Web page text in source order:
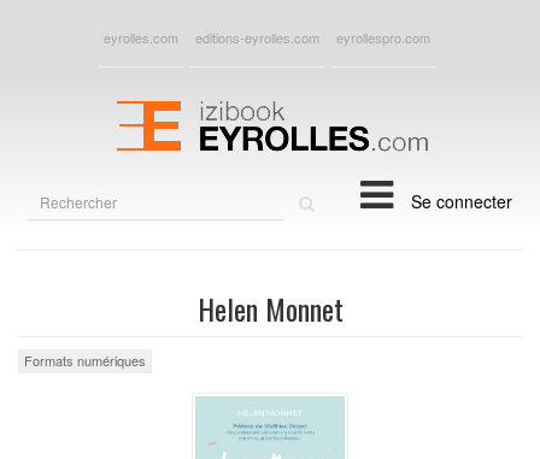
eyrolles.com editions-eyrolles.com eyrollespro.com
Se connecter
Helen Monnet
Formats numériques